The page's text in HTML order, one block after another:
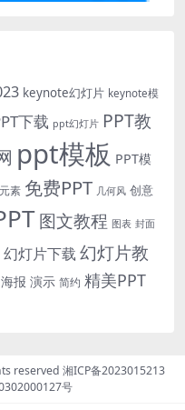
keynote幻灯片 keynote模
下载 ppt幻灯片 PPT教
ppt模板 PPT模
元素 免费PPT 几何风 创意
图文教程 图表 封面
幻灯片下载 幻灯片教
海报 演示 简约 精美PPT
reserved 湘ICP备2023015213
号